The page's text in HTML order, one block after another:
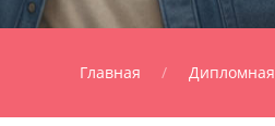
Главная